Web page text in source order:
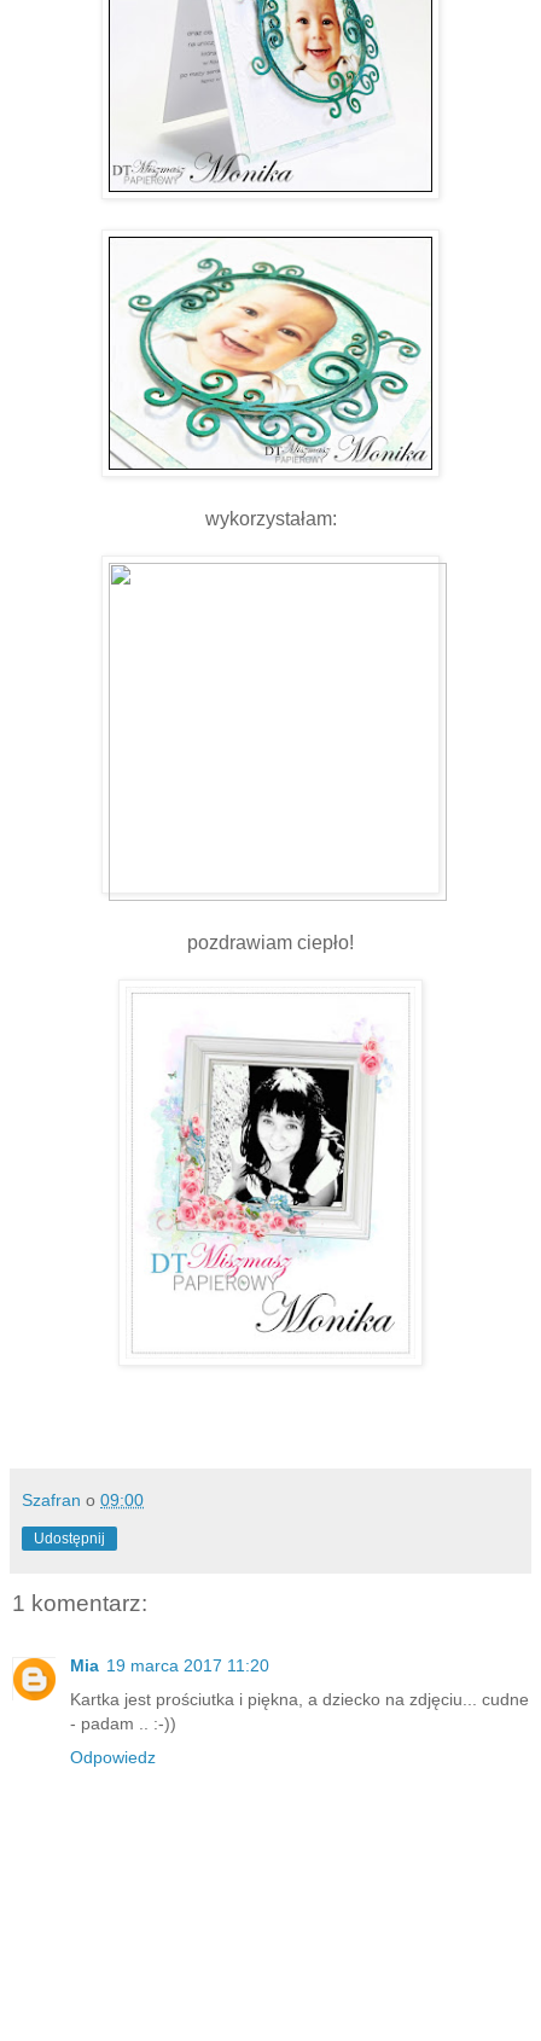
wykorzystałam:
pozdrawiam ciepło!
Szafran o 09:00
Udostępnij
1 komentarz:
Mia 19 marca 2017 11:20
Kartka jest prościutka i piękna, a dziecko na zdjęciu... cudne
- padam .. :-))
Odpowiedz